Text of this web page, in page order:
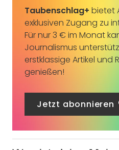
Taubenschlag+ bietet
exklusiven Zugang zu
Für nur 3 € im Monat
Journalismus
erstklassige Artikel und
genießen!
Jetzt abonnieren